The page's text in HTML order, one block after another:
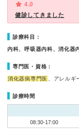
4.0
健診してきました
診療科目：
内科、呼吸器内科、消化器
専門医・資格：
消化器病専門医 、アレル
診療時間
08:30-17:00